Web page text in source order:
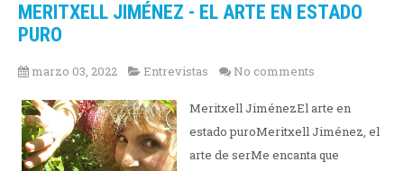
MERITXELL JIMÉNEZ - EL ARTE EN ESTADO
PURO
marzo 03, 2022 Entrevistas No comments
Meritxell JiménezEl arte en
estado puroMeritxell Jiménez, el
arte de serMe encanta que